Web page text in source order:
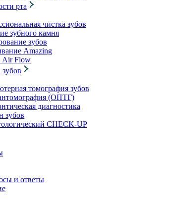
рта
чистка зубов
зубного камня
зубов
Amazing
Air Flow
томография зубов
(ОПТГ)
диагностика
зубов
CHECK-UP
и ответы